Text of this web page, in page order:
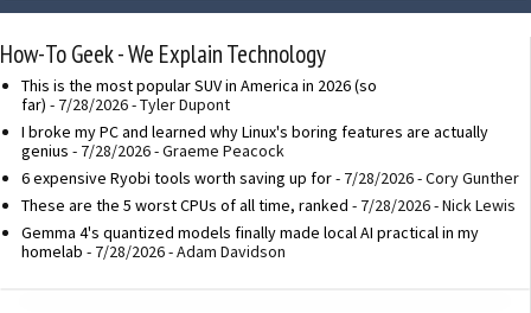
How-To Geek - We Explain Technology
This is the most popular SUV in America in 2026 (so
far) - 7/28/2026- Tyler Dupont
I broke my PC and learned why Linux's boring features are actually
genius - 7/28/2026- Graeme Peacock
6 expensive Ryobi tools worth saving up for- 7/28/2026- Cory Gunther
These are the 5 worst CPUs of all time, ranked - 7/28/2026- Nick Lewis
Gemma 4's quantized models finally made local AI practical in my
homelab - 7/28/2026- Adam Davidson